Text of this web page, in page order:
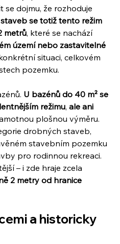
se dojmu, že rozhoduje
se totiž tento režim
metrů, které se nachází
území nebo zastavitelné
situaci, celkovém
pozemku.
U bazénů do 40 m² se
režimu, ale ani
plošnou výměru.
drobných staveb,
stavebním pozemku
pro rodinnou rekreaci.
– i zde hraje zcela
2 metry od hranice
a historicky